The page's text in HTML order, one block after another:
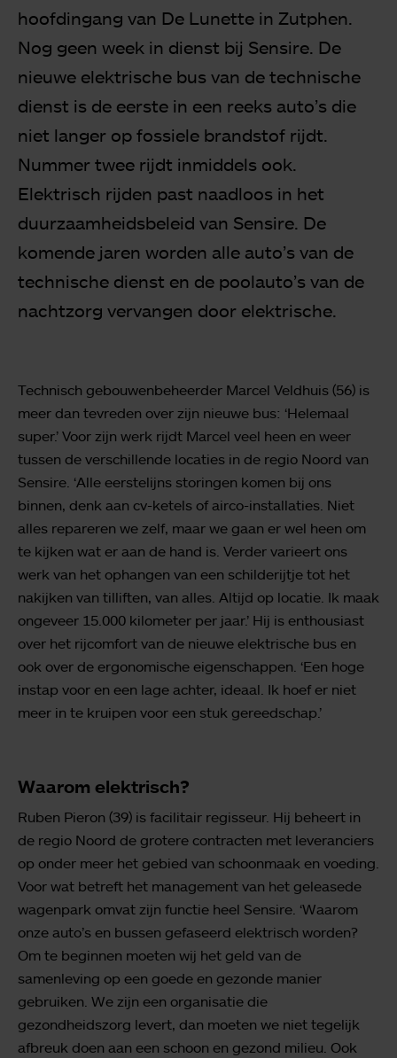
hoofdingang van De Lunette in Zutphen.
Nog geen week in dienst bij Sensire. De
nieuwe elektrische bus van de technische
dienst is de eerste in een reeks auto’s die
niet langer op fossiele brandstof rijdt.
Nummer twee rijdt inmiddels ook.
Elektrisch rijden past naadloos in het
duurzaamheidsbeleid van Sensire. De
komende jaren worden alle auto’s van de
technische dienst en de poolauto’s van de
nachtzorg vervangen door elektrische.
Technisch gebouwenbeheerder Marcel Veldhuis (56) is
meer dan tevreden over zijn nieuwe bus: ‘Helemaal
super.’ Voor zijn werk rijdt Marcel veel heen en weer
tussen de verschillende locaties in de regio Noord van
Sensire. ‘Alle eerstelijns storingen komen bij ons
binnen, denk aan cv-ketels of airco-installaties. Niet
alles repareren we zelf, maar we gaan er wel heen om
te kijken wat er aan de hand is. Verder varieert ons
werk van het ophangen van een schilderijtje tot het
nakijken van tilliften, van alles. Altijd op locatie. Ik maak
ongeveer 15.000 kilometer per jaar.’ Hij is enthousiast
over het rijcomfort van de nieuwe elektrische bus en
ook over de ergonomische eigenschappen. ‘Een hoge
instap voor en een lage achter, ideaal. Ik hoef er niet
meer in te kruipen voor een stuk gereedschap.’
Waarom elektrisch?
Ruben Pieron (39) is facilitair regisseur. Hij beheert in
de regio Noord de grotere contracten met leveranciers
op onder meer het gebied van schoonmaak en voeding.
Voor wat betreft het management van het geleasede
wagenpark omvat zijn functie heel Sensire. ‘Waarom
onze auto’s en bussen gefaseerd elektrisch worden?
Om te beginnen moeten wij het geld van de
samenleving op een goede en gezonde manier
gebruiken. We zijn een organisatie die
gezondheidszorg levert, dan moeten we niet tegelijk
afbreuk doen aan een schoon en gezond milieu. Ook